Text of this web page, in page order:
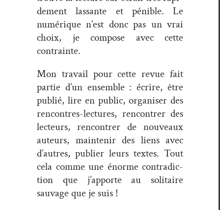
de­ment las­sante et pénible. Le
numérique n’est donc pas un vrai
choix, je com­pose avec cette
contrainte.
Mon tra­vail pour cette revue fait
par­tie d’un ensem­ble : écrire, être
pub­lié, lire en pub­lic, organ­is­er des
ren­con­tres-lec­tures, ren­con­tr­er des
lecteurs, ren­con­tr­er de nou­veaux
auteurs, main­tenir des liens avec
d’autres, pub­li­er leurs textes. Tout
cela comme une énorme con­tra­dic­
tion que j’ap­porte au soli­taire
sauvage que je suis !